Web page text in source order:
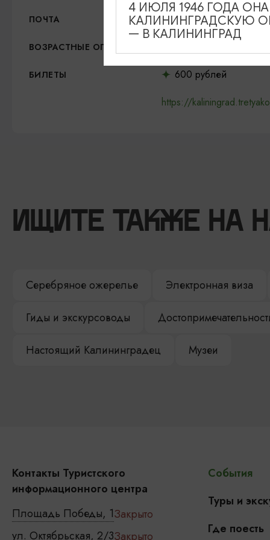
ПОЧТА kaliningrad@tretyakov.ru
ВОЗРАСТНЫЕ ОГРАНИЧЕНИЯ
БИЛЕТЫ
600 рублей
https://
ИЩИТЕ ТАКЖЕ НА
Серебряное ожерелье Электронная виза
Гиды и экскурсоводы
Настоящий Калининградец Музеи
Контакты Туристского
информационного центра
Площадь Победы, 1Закрыто
ул. Октябрьская, 2/3Закрыто
События
Туры и
Где поесть
4 ИЮЛЯ 1946 ГОДА
КАЛИНИНГРАДСКУЮ
— В КАЛИНИНГРАД